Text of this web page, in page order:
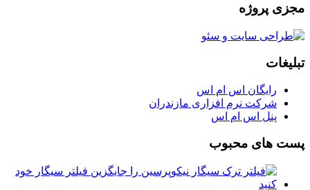
مجزی پروژه
تبلیغات
رایگان اس ام اس
شرکت نرم افزاری مازندران
پنل اس ام اس
پست های محبوب